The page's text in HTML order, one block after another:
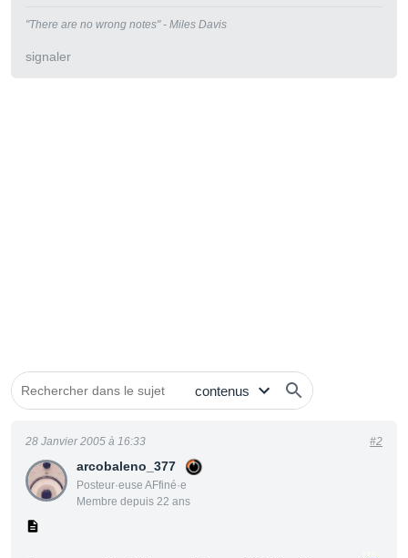
"There are no wrong notes" - Miles Davis
signaler
arcobaleno_377
Posteur·euse AFfiné·e
Membre depuis 22 ans
28 Janvier 2005 à 16:33 #2